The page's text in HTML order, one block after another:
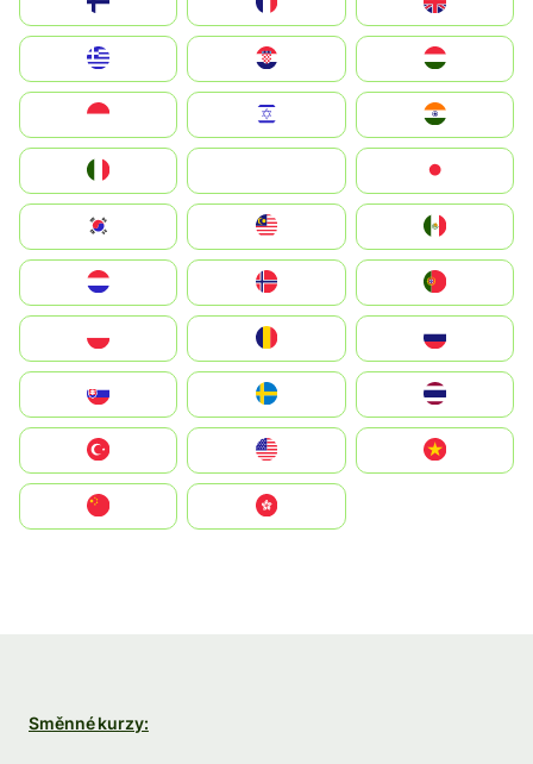
Magyarország
South Korea
United States
中國香港特別行政區
Směnné kurzy: